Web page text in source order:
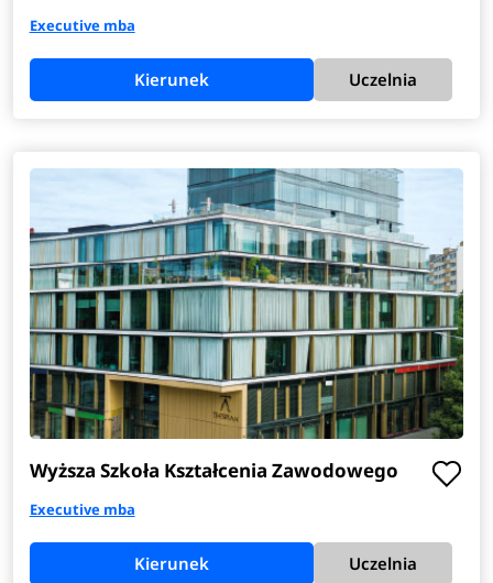
Executive mba
Kierunek Uczelnia
Wyższa Szkoła Kształcenia Zawodowego
Executive mba
Kierunek Uczelnia